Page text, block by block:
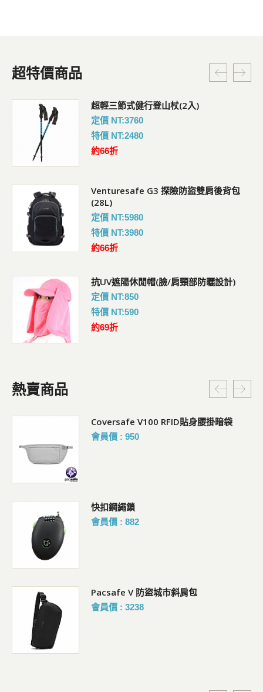
超特價商品
超輕三節式健行登山杖(2入)
定價 NT:3760
特價 NT:2480
約66折
Venturesafe G3 探險防盜雙肩後背包
(28L)
定價 NT:5980
特價 NT:3980
約66折
抗UV遮陽休閒帽(臉/肩頸部防曬設計)
定價 NT:850
特價 NT:590
約69折
熱賣商品
RFIDsafe V100 防盜皮夾
會員價 : 1214
COOLMAX排汗快乾抗菌襪
會員價 : 162
Coversafe X75 RFID 安全貼身掛頸暗袋
會員價 : 1038